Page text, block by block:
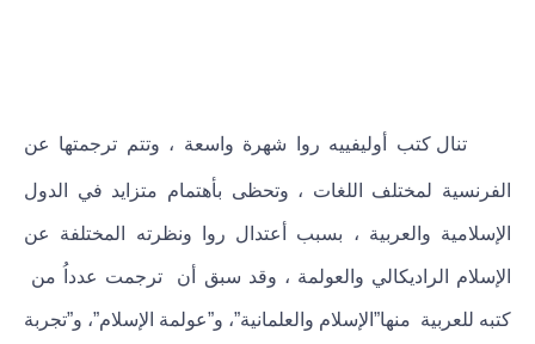
تنال كتب أوليفييه روا شهرة واسعة ، وتتم ترجمتها عن
الفرنسية لمختلف اللغات ، وتحظى بأهتمام متزايد في الدول
الإسلامية والعربية ، بسبب أعتدال روا ونظرته المختلفة عن
الإسلام الراديكالي والعولمة ، وقد سبق أن ترجمت عدداُ من
كتبه للعربية منها”الإسلام والعلمانية”، و”عولمة الإسلام”، و”تجربة